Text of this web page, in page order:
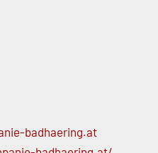
badhaering.at